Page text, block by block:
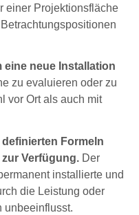
einer Projektionsfläche
eine neue Installation
zu evaluieren oder zu
vor Ort als auch mit
Formeln
Verfügung. Der
installierte und
die Leistung oder
unbeeinflusst.